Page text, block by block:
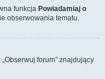
funkcja Powiadamiaj o
obserwowania tematu.
forum” znajdujący